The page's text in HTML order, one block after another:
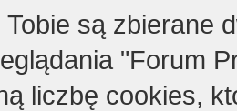
Tobie są zbierane
"Forum
liczbę cookies,